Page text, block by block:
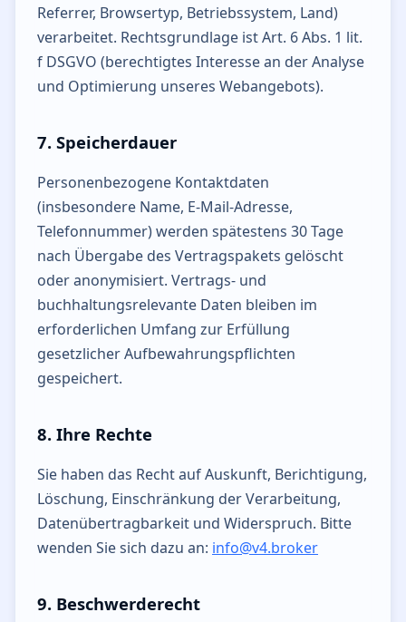
Referrer, Browsertyp, Betriebssystem, Land)
verarbeitet. Rechtsgrundlage ist Art. 6 Abs. 1 lit.
f DSGVO (berechtigtes Interesse an der Analyse
und Optimierung unseres Webangebots).
7. Speicherdauer
Personenbezogene Kontaktdaten
(insbesondere Name, E-Mail-Adresse,
Telefonnummer) werden spätestens 30 Tage
nach Übergabe des Vertragspakets gelöscht
oder anonymisiert. Vertrags- und
buchhaltungsrelevante Daten bleiben im
erforderlichen Umfang zur Erfüllung
gesetzlicher Aufbewahrungspflichten
gespeichert.
8. Ihre Rechte
Sie haben das Recht auf Auskunft, Berichtigung,
Löschung, Einschränkung der Verarbeitung,
Datenübertragbarkeit und Widerspruch. Bitte
wenden Sie sich dazu an: info@v4.broker
9. Beschwerderecht